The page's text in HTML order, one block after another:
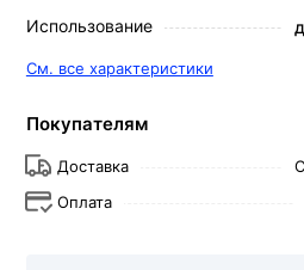
Использование
См. все характеристики
Покупателям
Доставка
Оплата